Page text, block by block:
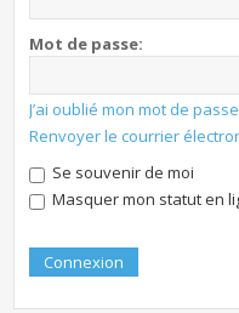
Mot de passe:
J’ai oublié mon mot de passe
Renvoyer le courrier
Se souvenir de moi
Masquer mon statut en